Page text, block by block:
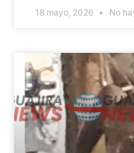
18 mayo, 2026 No